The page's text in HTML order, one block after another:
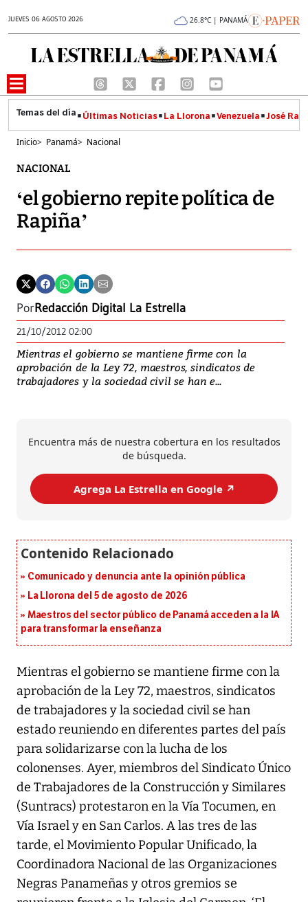
JUEVES 06 AGOSTO 2026 26.8°C | PANAMÁ
Últimas Noticias La Llorona Venezuela José
Inicio> Panamá> Nacional
NACIONAL
‘el gobierno repite política de
Rapiña’
PorRedacción Digital La Estrella
21/10/2012 02:00
Mientras el gobierno se mantiene firme con la
aprobación de la Ley 72, maestros, sindicatos de
trabajadores y la sociedad civil se han e...
Encuentra más de nuestra cobertura en los resultados
de búsqueda.
Agrega La Estrella en Google ↗️
Comunicado y denuncia ante la opinión pública
La Llorona del 5 de agosto de 2026
Maestros del sector público de Panamá acceden a la IA
para transformar la enseñanza
Mientras el gobierno se mantiene firme con la
aprobación de la Ley 72, maestros, sindicatos
de trabajadores y la sociedad civil se han
estado reuniendo en diferentes partes del país
para solidarizarse con la lucha de los
colonenses. Ayer, miembros del Sindicato Único
de Trabajadores de la Construcción y Similares
(Suntracs) protestaron en la Vía Tocumen, en
Vía Israel y en San Carlos. A las tres de las
tarde, el Movimiento Popular Unificado, la
Coordinadora Nacional de las Organizaciones
Negras Panameñas y otros gremios se